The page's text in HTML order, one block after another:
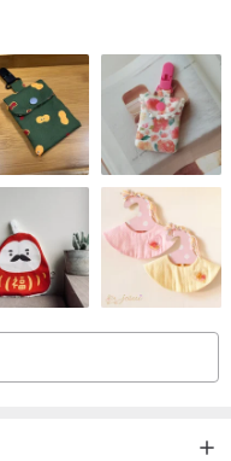
位， 讓氣流旺盛、家運亨
，提升運勢，讓工作運勢順
虹的水晶，被認為能夠帶來
成暴風雪,而在雪裡出現彩虹